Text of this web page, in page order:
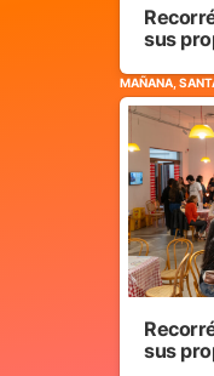
sus
MAÑANA,
sus